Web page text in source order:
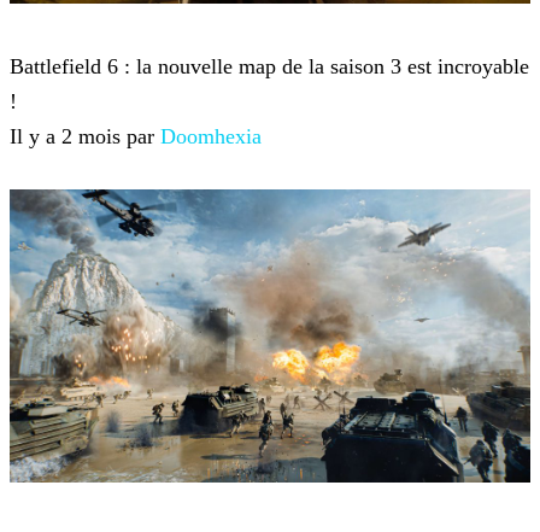
Battlefield 6 : la nouvelle map de la saison 3 est incroyable
!
Il y a 2 mois par Doomhexia